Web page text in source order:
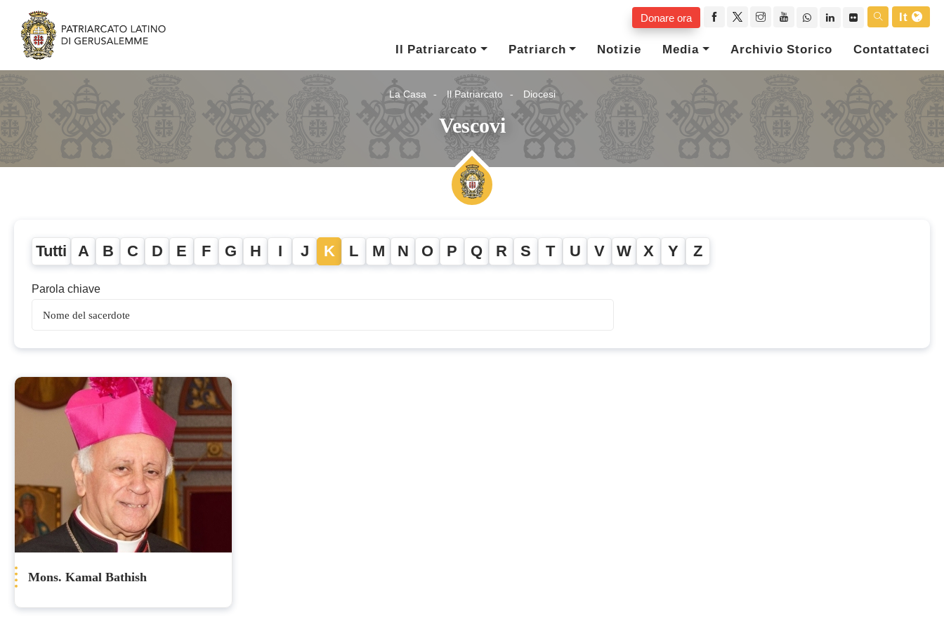
Donare ora
It
Il Patriarcato
Patriarch Notizie Media Archivio Storico Contattateci
La Casa Il Patriarcato Diocesi
Vescovi
Tutti A B C D E F G H I J K L M N O P Q R S T U V W X Y Z
Parola chiave
Vescovi
Mons. Kamal Bathish